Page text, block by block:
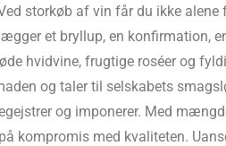
storkøb af vin får du ikke
et bryllup, en konfirmation,
hvidvine, frugtige roséer og
og taler til selskabets
og imponerer. Med
kompromis med kvaliteten.